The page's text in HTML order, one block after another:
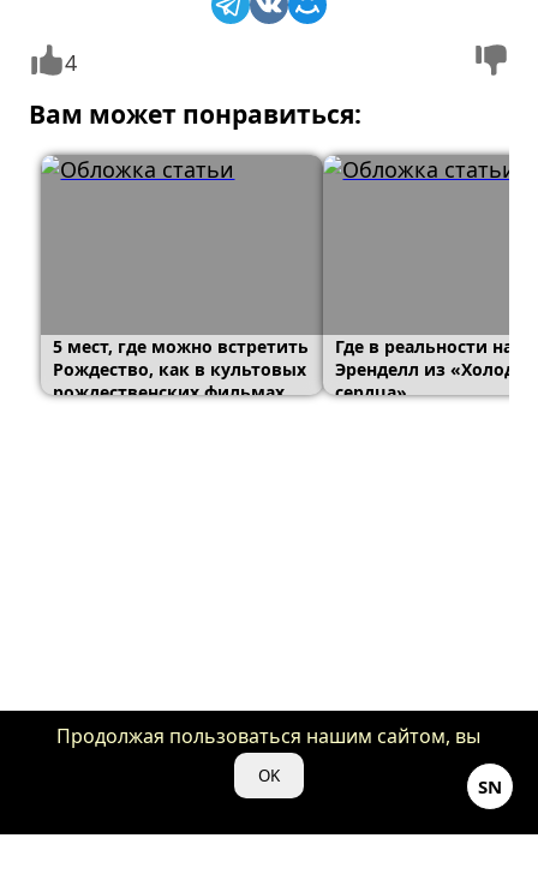
4
Вам может понравиться:
5 мест, где можно встретить
Рождество, как в культовых
рождественских фильмах
Где в реальности
Эренделл из
сердца»
SN
Продолжая пользоваться нашим сайтом, вы
даете нам свое согласие на использование
файлов cookie для аналитики и рекламы.
OK